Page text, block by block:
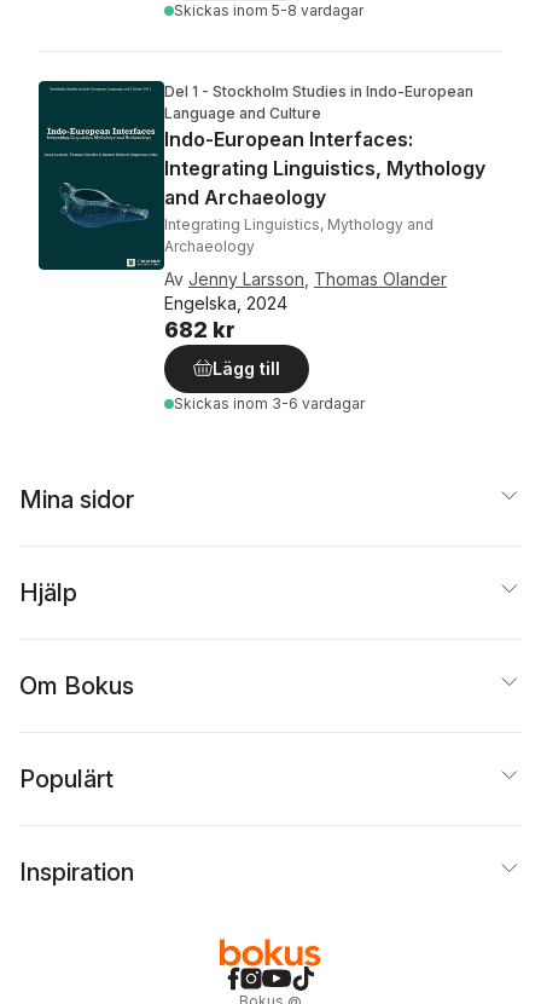
Skickas inom 5-8 vardagar
Del 1 - Stockholm Studies in Indo-European
Language and Culture
Indo-European Interfaces:
Integrating Linguistics, Mythology
and Archaeology
Integrating Linguistics, Mythology and
Archaeology
Av Jenny Larsson Thomas Olander
Engelska, 2024
682 kr
Lägg till
Skickas inom 3-6 vardagar
Mina sidor
Hjälp
Om Bokus
Populärt
Inspiration